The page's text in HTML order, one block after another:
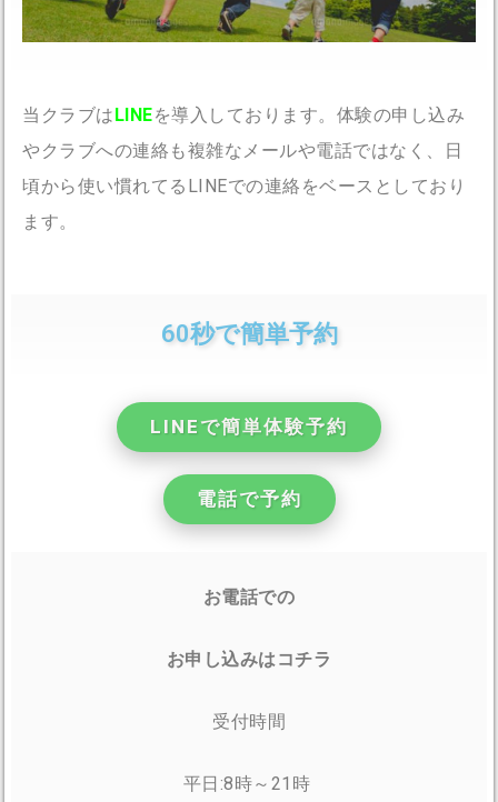
当クラブはLINEを導入しております。体験の申し込み
やクラブへの連絡も複雑なメールや電話ではなく、日
頃から使い慣れてるLINEでの連絡をベースとしており
ます。
60秒で簡単予約
LINEで簡単体験予約
電話で予約
お電話での
お申し込みはコチラ
受付時間
平日:8時～21時